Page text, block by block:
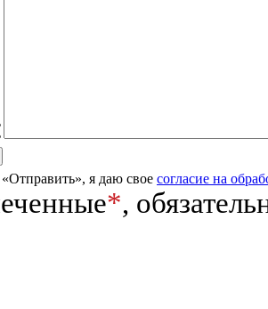
я даю свое согласие на
*,